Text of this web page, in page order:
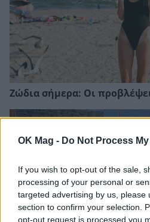
OK Mag - Do Not Process
If you wish to opt-out of the sale,
processing of your personal or
targeted advertising by us, please
section to confirm your selection.
opt-out request is processed you
Ζώδια σήμερα: Οι